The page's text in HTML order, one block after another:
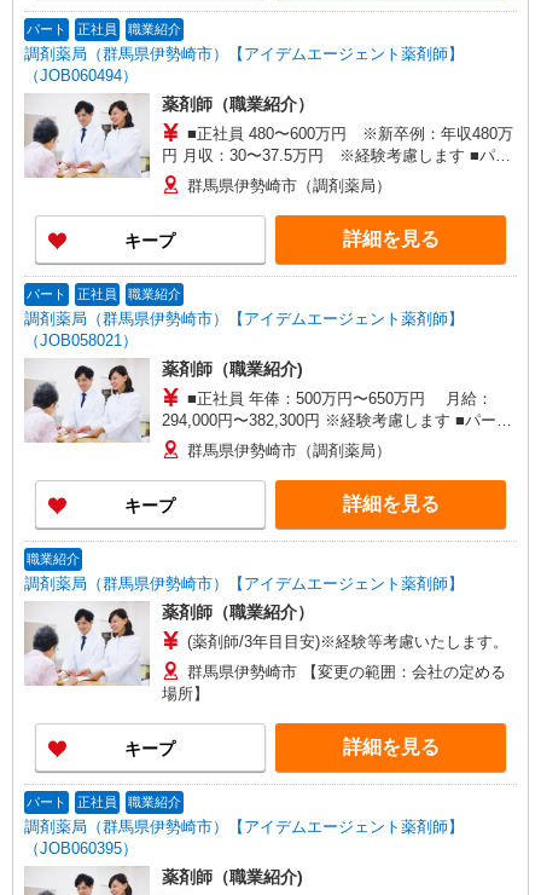
パート 正社員 職業紹介
調剤薬局（群馬県伊勢崎市）【アイデムエージェント薬剤師】
（JOB060494）
薬剤師（職業紹介）
■正社員 480〜600万円 ※新卒例：年収480万
円 月収：30〜37.5万円 ※経験考慮します ■パー
ト 時給：2000〜2500円
群馬県伊勢崎市（調剤薬局）
キープ 詳細を見る
パート 正社員 職業紹介
調剤薬局（群馬県伊勢崎市）【アイデムエージェント薬剤師】
（JOB058021）
薬剤師（職業紹介)
■正社員 年俸：500万円〜650万円 月給：
294,000円〜382,300円 ※経験考慮します ■パート
2000円以上
群馬県伊勢崎市（調剤薬局）
キープ 詳細を見る
職業紹介
調剤薬局（群馬県伊勢崎市）【アイデムエージェント薬剤師】
薬剤師（職業紹介）
(薬剤師/3年目目安)※経験等考慮いたします。
群馬県伊勢崎市 【変更の範囲：会社の定める
場所】
キープ 詳細を見る
パート 正社員 職業紹介
調剤薬局（群馬県伊勢崎市）【アイデムエージェント薬剤師】
（JOB060395）
薬剤師（職業紹介)